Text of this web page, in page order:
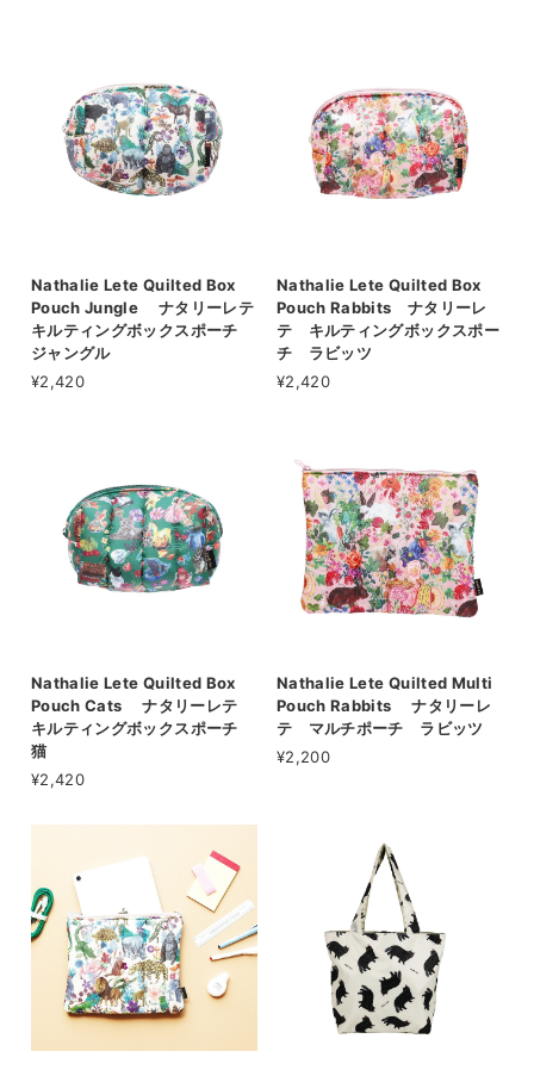
Nathalie Lete Quilted Box
Pouch Jungle ナタリーレテ
キルティングボックスポーチ
ジャングル
¥2,420
Nathalie Lete Quilted Box
Pouch Rabbits ナタリーレ
テ キルティングボックスポー
チ ラビッツ
¥2,420
Nathalie Lete Quilted Box
Pouch Cats ナタリーレテ
キルティングボックスポーチ
猫
¥2,420
Nathalie Lete Quilted Multi
Pouch Rabbits ナタリーレ
テ マルチポーチ ラビッツ
¥2,200